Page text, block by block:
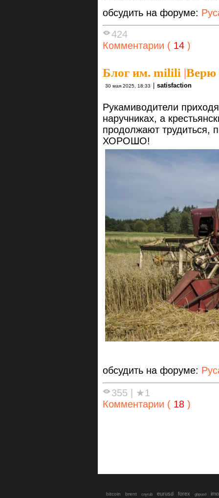
обсудить на форуме:
424
Комментарии ( 14 )
Блог им. milili |Верю
30 мая 2025, 18:33 satisfaction
Рукамиводители
наручниках, а
продолжают трудиться,
ХОРОШО!
обсудить на форуме:
355 | ★1
Комментарии ( 18 )
bitcoin brent cnyrub eurusd forex gbpusd